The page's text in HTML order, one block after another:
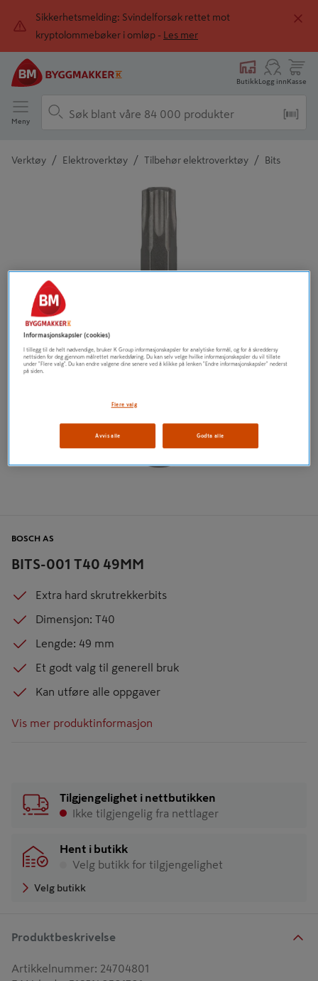
Sikkerhetsmelding: Svindelforsøk rettet mot
kryptolommebøker i omløp -
Les mer
ButikkLogg innKasse
Meny
Verktøy / Elektroverktøy / Tilbehør elektroverktøy / Bits
Detaljert beskrivelse finnes i produktbeskrivelsen
BITS-001 T40 49MM
BOSCH AS
Extra hard skrutrekkerbits
Dimensjon: T40
Lengde: 49 mm
Et godt valg til generell bruk
Kan utføre alle oppgaver
Vis mer produktinformasjon
Tilgjengelighet i nettbutikken
Ikke tilgjengelig fra nettlager
Hent i butikk
Velg butikk for tilgjengelighet
Velg butikk
Produktbeskrivelse
Artikkelnummer: 24704801
Informasjonskapsler (cookies)
I tillegg til de helt nødvendige, bruker K Group informasjonskapsler for analytiske formål, og for å skreddersy
nettsiden for deg gjennom målrettet markedsføring. Du kan selv velge hvilke informasjonskapsler du vil tillate
under "Flere valg". Du kan endre valgene dine senere ved å klikke på lenken "Endre informasjonskapsler" nederst
på siden.
Flere valg
Avvis alle Godta alle